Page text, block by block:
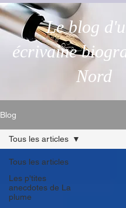
Le blog
écrivaine
Nord
Blog
Tous les articles
Les p'tites
anecdotes de La
plume
Tous les articles